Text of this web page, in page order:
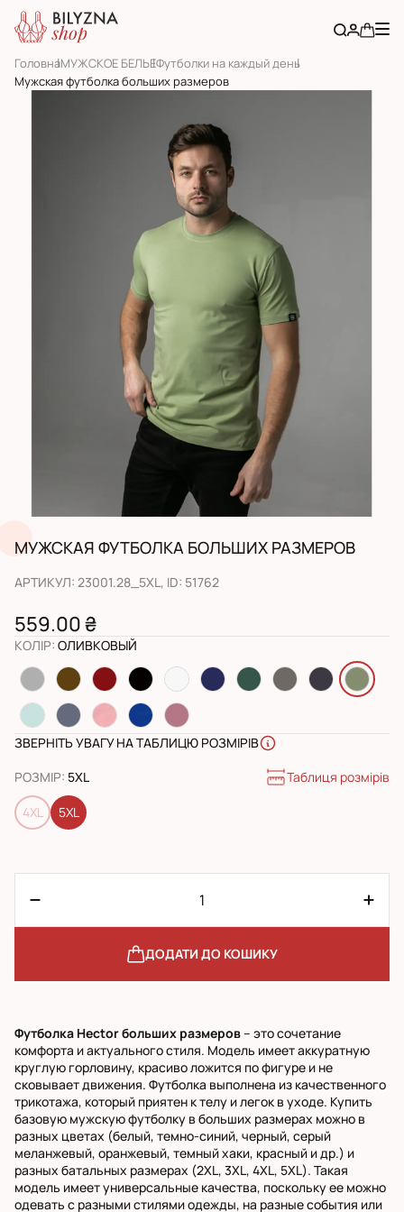
ГоловнаМУЖСКОЕ БЕЛЬЕФутболки на каждый день
Мужская футболка больших размеров
МУЖСКАЯ ФУТБОЛКА БОЛЬШИХ РАЗМЕРОВ
АРТИКУЛ: 23001.28_5XL, ID: 51762
559.00 ₴
КОЛІР: ОЛИВКОВЫЙ
ЗВЕРНІТЬ УВАГУ НА ТАБЛИЦЮ РОЗМІРІВ
РОЗМІР: 5XL Таблиця розмірів
4XL 5XL
ДОДАТИ ДО КОШИКУ
Футболка Hector больших размеров– это сочетание
комфорта и актуального стиля. Модель имеет аккуратную
круглую горловину, красиво ложится по фигуре и не
сковывает движения. Футболка выполнена из качественного
трикотажа, который приятен к телу и легок в уходе. Купить
базовую мужскую футболку в больших размерах можно в
разных цветах (белый, темно-синий, черный, серый
меланжевый, оранжевый, темный хаки, красный и др.) и
разных батальных размерах (2XL, 3XL, 4XL, 5XL). Такая
модель имеет универсальные качества, поскольку ее можно
одевать с разными стилями одежды, на разные события или